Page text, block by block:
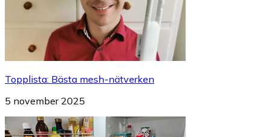
Topplista: Bästa mesh-nätverken
5 november 2025